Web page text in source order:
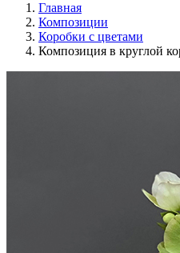
Главная
Композиции
Коробки с цветами
Композиция в круглой